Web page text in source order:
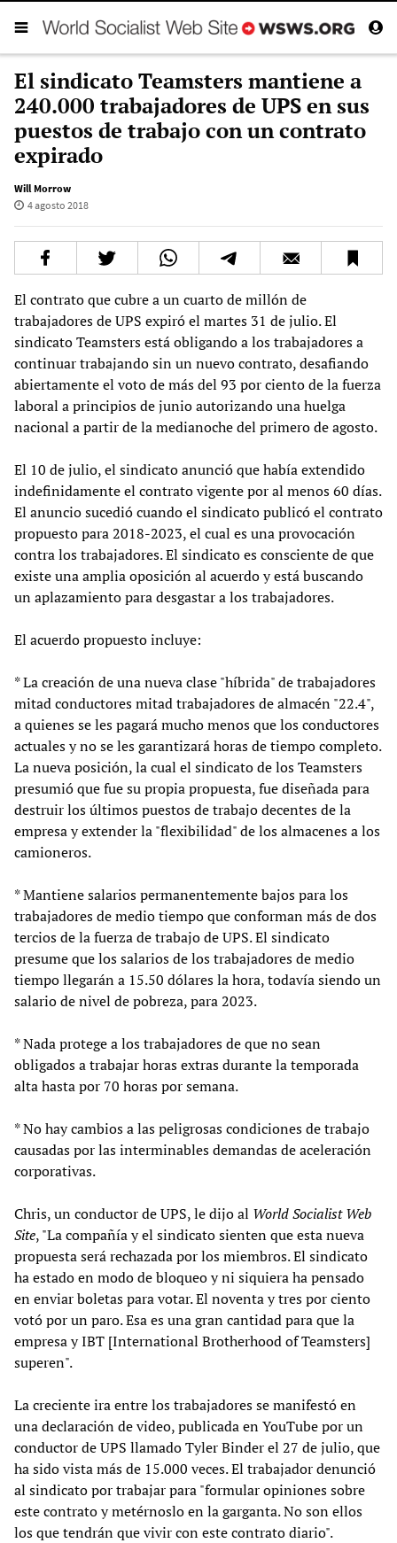
El sindicato Teamsters mantiene a
240.000 trabajadores de UPS en sus
puestos de trabajo con un contrato
expirado
Will Morrow
4 agosto 2018
El contrato que cubre a un cuarto de millón de
trabajadores de UPS expiró el martes 31 de julio. El
sindicato Teamsters está obligando a los trabajadores a
continuar trabajando sin un nuevo contrato, desafiando
abiertamente el voto de más del 93 por ciento de la fuerza
laboral a principios de junio autorizando una huelga
nacional a partir de la medianoche del primero de agosto.
El 10 de julio, el sindicato anunció que había extendido
indefinidamente el contrato vigente por al menos 60 días.
El anuncio sucedió cuando el sindicato publicó el contrato
propuesto para 2018-2023, el cual es una provocación
contra los trabajadores. El sindicato es consciente de que
existe una amplia oposición al acuerdo y está buscando
un aplazamiento para desgastar a los trabajadores.
El acuerdo propuesto incluye:
* La creación de una nueva clase "híbrida" de trabajadores
mitad conductores mitad trabajadores de almacén "22.4",
a quienes se les pagará mucho menos que los conductores
actuales y no se les garantizará horas de tiempo completo.
La nueva posición, la cual el sindicato de los Teamsters
presumió que fue su propia propuesta, fue diseñada para
destruir los últimos puestos de trabajo decentes de la
empresa y extender la "flexibilidad" de los almacenes a los
camioneros.
* Mantiene salarios permanentemente bajos para los
trabajadores de medio tiempo que conforman más de dos
tercios de la fuerza de trabajo de UPS. El sindicato
presume que los salarios de los trabajadores de medio
tiempo llegarán a 15.50 dólares la hora, todavía siendo un
salario de nivel de pobreza, para 2023.
* Nada protege a los trabajadores de que no sean
obligados a trabajar horas extras durante la temporada
alta hasta por 70 horas por semana.
* No hay cambios a las peligrosas condiciones de trabajo
causadas por las interminables demandas de aceleración
corporativas.
Chris, un conductor de UPS, le dijo al World Socialist Web
Site, "La compañía y el sindicato sienten que esta nueva
propuesta será rechazada por los miembros. El sindicato
ha estado en modo de bloqueo y ni siquiera ha pensado
en enviar boletas para votar. El noventa y tres por ciento
votó por un paro. Esa es una gran cantidad para que la
empresa y IBT [International Brotherhood of Teamsters]
superen".
La creciente ira entre los trabajadores se manifestó en
una declaración de video, publicada en YouTube por un
conductor de UPS llamado Tyler Binder el 27 de julio, que
ha sido vista más de 15.000 veces. El trabajador denunció
al sindicato por trabajar para "formular opiniones sobre
este contrato y metérnoslo en la garganta. No son ellos
los que tendrán que vivir con este contrato diario".